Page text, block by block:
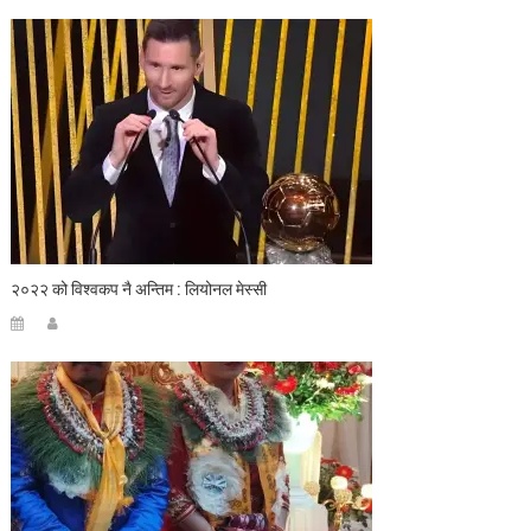
२०२२ को विश्वकप नै अन्तिम : लियोनल मेस्सी